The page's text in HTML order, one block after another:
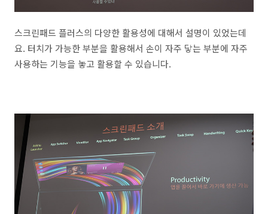
스크린패드 플러스의 다양한 활용성에 대해서 설명이 있었는데
요. 터치가 가능한 부분을 활용해서 손이 자주 닿는 부분에 자주
사용하는 기능을 놓고 활용할 수 있습니다.